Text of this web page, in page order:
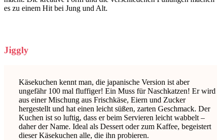
es zu einem Hit bei Jung und Alt.
Jiggly
Käsekuchen kennt man, die japanische Version ist aber
ungefähr 100 mal fluffiger! Ein Muss für Naschkatzen! Er wird
aus einer Mischung aus Frischkäse, Eiern und Zucker
hergestellt und hat einen leicht süßen, zarten Geschmack. Der
Kuchen ist so luftig, dass er beim Servieren leicht wabbelt –
daher der Name. Ideal als Dessert oder zum Kaffee, begeistert
dieser Käsekuchen alle, die ihn probieren.